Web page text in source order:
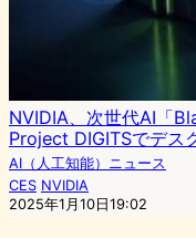
NVIDIA、次世代AI「
Project DIGITSでデス
AI（人工知能）ニュース
CES NVIDIA
2025年1月10日19:02